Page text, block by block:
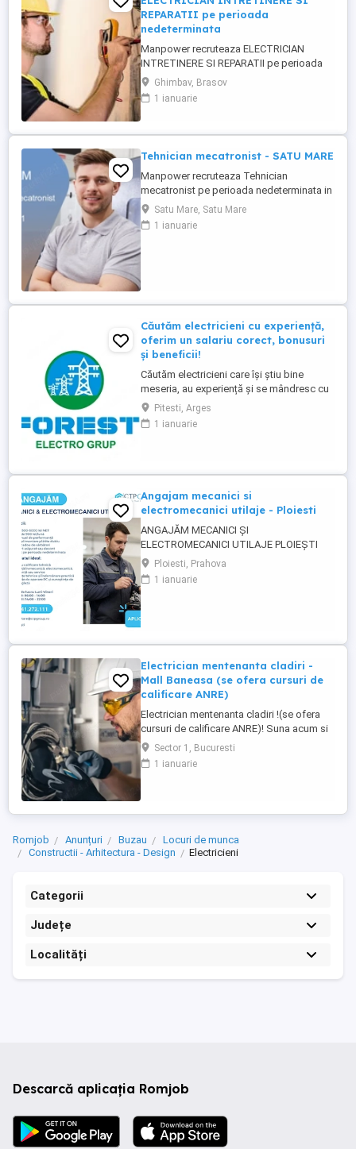
REPARATII pe perioada
nedeterminata
Manpower recruteaza ELECTRICIAN
INTRETINERE SI REPARATII pe perioada
nedeterminata pentru o companie din
Ghimbav conform urmatoarelor cerinte: -
experienta anterioara in intretinere si
calificare ca electrician; - abilitati excelente
de diagnosticare si rezolvare ...
Ghimbav, Brasov
1 ianuarie
Tehnician mecatronist - SATU MARE
Manpower recruteaza Tehnician
mecatronist pe perioada nedeterminata in
Satu Mare. Scopul rolului: Asigură
mentenanța integrată mecanică-
electronică a echipamentelor și
Satu Mare, Satu Mare
1 ianuarie
Căutăm electricieni cu experiență,
oferim un salariu corect, bonusuri
și beneficii!
Căutăm electricieni care își știu bine
meseria, au experiență și se mândresc cu
calitatea muncii lor. Oferim în schimb: Un
salariu care iti va recompensa munca
corect și pe care îl vei primi mereu la timp
munca și ...
Pitesti, Arges
1 ianuarie
Angajam mecanici si
electromecanici utilaje - Ploiesti
ANGAJĂM MECANICI ȘI
ELECTROMECANICI UTILAJE PLOIEȘTI
Pentru unul dintre clienții noștri, o
companie stabilă din domeniul industrial,
recrutăm Mecanici și Electromecanici
Ploiesti, Prahova
1 ianuarie
Electrician mentenanta cladiri -
Mall Baneasa (se ofera cursuri de
calificare ANRE)
Electrician mentenanta cladiri !(se ofera
cursuri de calificare ANRE)! Suna acum si
te programam la interviu: +40 729 800 165
Program : 2 zile + 2 zile libere, 12 24
Locatie : Bucuresti, sector 1 Ce primesti:
Sector 1, Bucuresti
1 ianuarie
Romjob Anunțuri Buzau
Locuri de munca
Constructii - Arhitectura - Design
Electricieni
Categorii
Județe
Localități
Descarcă aplicația Romjob